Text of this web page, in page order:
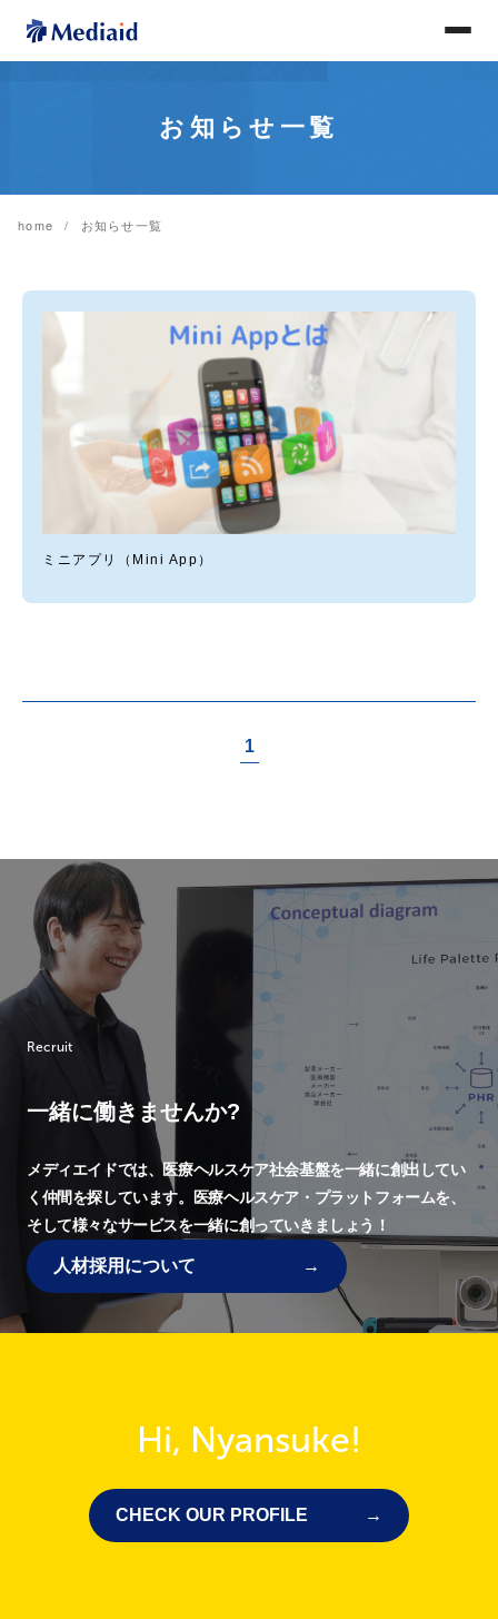
お知らせ一覧
home お知らせ一覧
ミニアプリ（Mini App）
1
Recruit
一緒に働きませんか?
メディエイドでは、医療ヘルスケア社会基盤を一緒に創出してい
く仲間を探しています。
医療ヘルスケア・プラットフォームを、
そして様々なサービスを一緒に創っていきましょう！
人材採用について
Hi, Nyansuke!
CHECK OUR PROFILE